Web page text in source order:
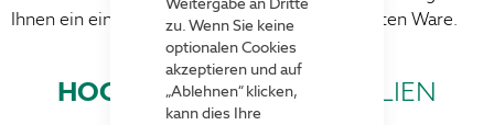
zu. Wenn Sie keine
optionalen Cookies
akzeptieren und auf
„Ablehnen“ klicken,
kann dies Ihre
Ihnen ein einfaches Entnehmen der eingelagerten Ware.
HOCHWERTIGEMATERIALIEN